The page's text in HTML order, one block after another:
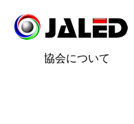
協会について